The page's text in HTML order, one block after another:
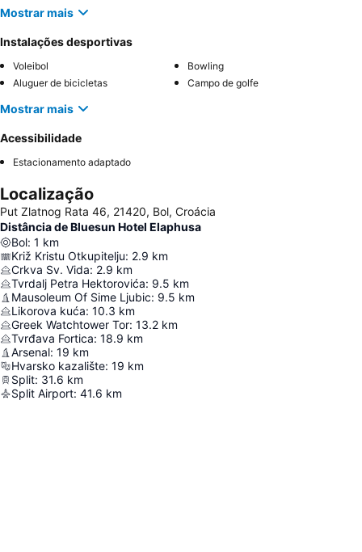
Mostrar mais
Instalações desportivas
Voleibol
Bowling
Aluguer de bicicletas
Campo de golfe
Mostrar mais
Acessibilidade
Estacionamento adaptado
Localização
Put Zlatnog Rata 46, 21420, Bol, Croácia
Distância de Bluesun Hotel Elaphusa
Bol: 1 km
Križ Kristu Otkupitelju: 2.9 km
Crkva Sv. Vida: 2.9 km
Tvrdalj Petra Hektorovića: 9.5 km
Mausoleum Of Sime Ljubic: 9.5 km
Likorova kuća: 10.3 km
Greek Watchtower Tor: 13.2 km
Tvrđava Fortica: 18.9 km
Arsenal: 19 km
Hvarsko kazalište: 19 km
Split: 31.6 km
Split Airport: 41.6 km